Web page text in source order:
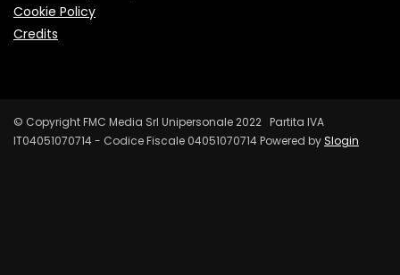
Cookie Policy
Credits
© Copyright FMC Media Srl Unipersonale 2022 Partita IVA
IT04051070714 - Codice Fiscale 04051070714 Powered bySlogin